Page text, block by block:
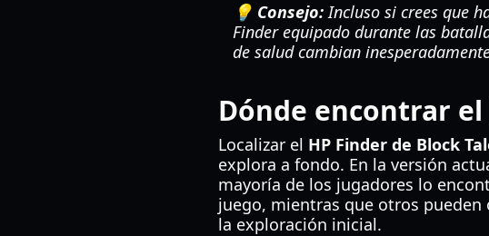
💡 Consejo:Incluso si crees que
Finder equipado durante las
de salud cambian
Dónde encontrar el
Localizar el HP Finder de Block
explora a fondo. En la versión
mayoría de los jugadores lo
juego, mientras que otros
la exploración inicial.